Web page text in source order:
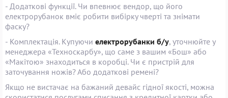
- Додаткові функції. Чи впевнює вендор, що його
електрорубанок вміє робити вибірку чверті та знімати
фаску?
- Комплектація. Купуючи електрорубанки б/у, уточнюйте у
менеджера «Техноскарбу», що саме з вашим «Бош» або
«Макітою» знаходиться в коробці. Чи є пристрій для
заточування ножів? Або додаткові ремені?
Якщо не вистачає на бажаний девайс гідної якості, можна